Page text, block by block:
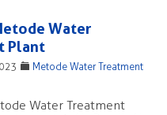
Water
Plant
F Metode Water Treatment
Water Treatment